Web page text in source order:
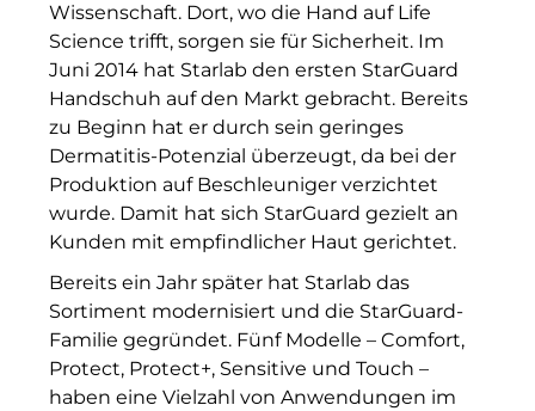
Kollitsch Invest
Lenbachhaus
LNGVTY
magna asset management ag
Malerei & Auftragsmalerei Nikolaus Kriese
MünchenBau
Munich Airport Business Park
Münchner Wohnen
Wissenschaft. Dort, wo die Hand auf Life
Science trifft, sorgen sie für Sicherheit. Im
Juni 2014 hat Starlab den ersten StarGuard
Handschuh auf den Markt gebracht. Bereits
zu Beginn hat er durch sein geringes
Dermatitis-Potenzial überzeugt, da bei der
Produktion auf Beschleuniger verzichtet
wurde. Damit hat sich StarGuard gezielt an
Kunden mit empfindlicher Haut gerichtet.
Bereits ein Jahr später hat Starlab das
Sortiment modernisiert und die StarGuard-
Familie gegründet. Fünf Modelle – Comfort,
Protect, Protect+, Sensitive und Touch –
haben eine Vielzahl von Anwendungen im